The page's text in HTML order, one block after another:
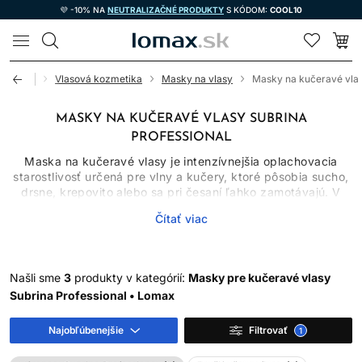
💜 -10% NA NEUTRALIZAČNÉ PRODUKTY S KÓDOM: COOL10
LOMAX
Úvod Vlasová kozmetika Masky na vlasy Masky na kučeravé
MASKY NA KUČERAVÉ VLASY SUBRINA
PROFESSIONAL
Maska na kučeravé vlasy je intenzívnejšia oplachovacia
starostlivosť určená pre vlny a kučery, ktoré pôsobia sucho,
drsne, krepovito alebo sa pri česaní ľahko zamotávajú. V
a používa sa podľa potreby, nie automaticky pri každom
vlas.
PREČO KUČERAVÉ A
VLNITÉ VLASY ČASTO
Čítať viac
Našli sme 3 produkty v kategórií: Masky pre kučeravé vlasy
Subrina Professional • Lomax
Najobľúbenejšie Filtrovať 1